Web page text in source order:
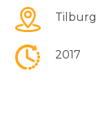
Tilburg
2017